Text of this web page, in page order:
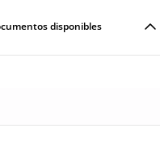
disponibles